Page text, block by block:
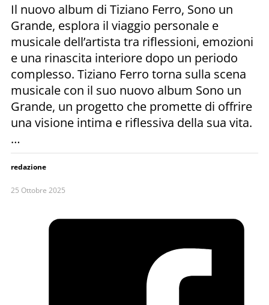
Il nuovo album di Tiziano Ferro, Sono un
Grande, esplora il viaggio personale e
musicale dell’artista tra riflessioni, emozioni
e una rinascita interiore dopo un periodo
complesso. Tiziano Ferro torna sulla scena
musicale con il suo nuovo album Sono un
Grande, un progetto che promette di offrire
una visione intima e riflessiva della sua vita.
…
redazione
25 Ottobre 2025